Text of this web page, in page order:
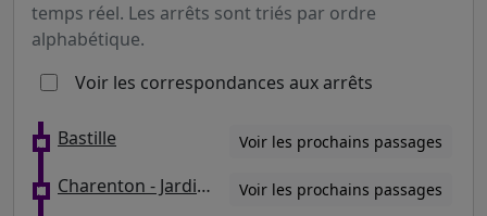
temps réel. Les arrêts sont triés par ordre
alphabétique.
Voir les correspondances aux arrêts
Bastille Voir les prochains passages
Charenton - Jardiniers Voir les prochains passages